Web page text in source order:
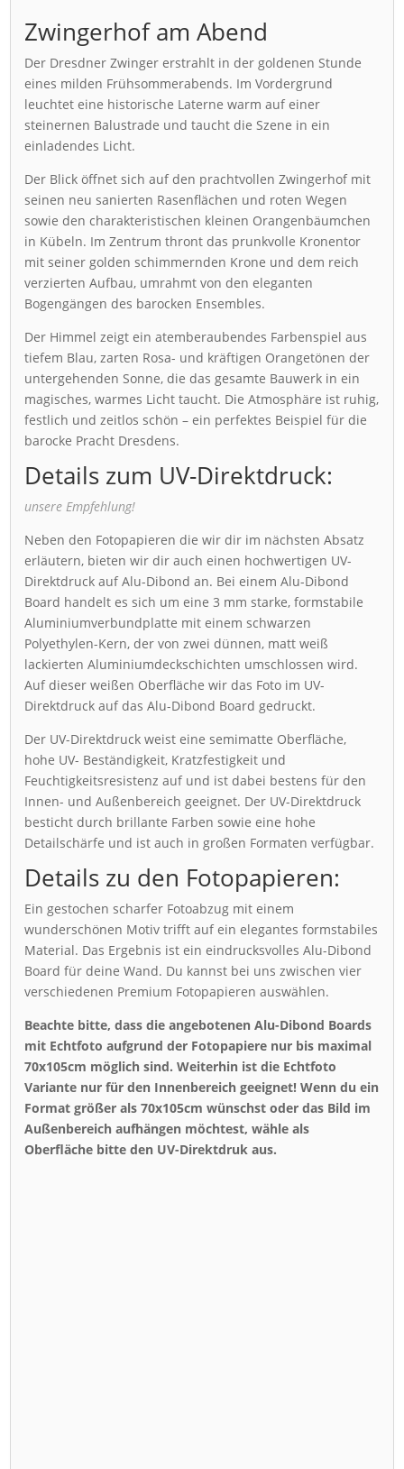
Zwingerhof am Abend
Der Dresdner Zwinger erstrahlt in der goldenen Stunde
eines milden Frühsommerabends. Im Vordergrund
leuchtet eine historische Laterne warm auf einer
steinernen Balustrade und taucht die Szene in ein
einladendes Licht.
Der Blick öffnet sich auf den prachtvollen Zwingerhof mit
seinen neu sanierten Rasenflächen und roten Wegen
sowie den charakteristischen kleinen Orangenbäumchen
in Kübeln. Im Zentrum thront das prunkvolle Kronentor
mit seiner golden schimmernden Krone und dem reich
verzierten Aufbau, umrahmt von den eleganten
Bogengängen des barocken Ensembles.
Der Himmel zeigt ein atemberaubendes Farbenspiel aus
tiefem Blau, zarten Rosa- und kräftigen Orangetönen der
untergehenden Sonne, die das gesamte Bauwerk in ein
magisches, warmes Licht taucht. Die Atmosphäre ist ruhig,
festlich und zeitlos schön – ein perfektes Beispiel für die
barocke Pracht Dresdens.
Details zum UV-Direktdruck:
unsere Empfehlung!
Neben den Fotopapieren die wir dir im nächsten Absatz
erläutern, bieten wir dir auch einen hochwertigen UV-
Direktdruck auf Alu-Dibond an. Bei einem Alu-Dibond
Board handelt es sich um eine 3 mm starke, formstabile
Aluminiumverbundplatte mit einem schwarzen
Polyethylen-Kern, der von zwei dünnen, matt weiß
lackierten Aluminiumdeckschichten umschlossen wird.
Auf dieser weißen Oberfläche wir das Foto im UV-
Direktdruck auf das Alu-Dibond Board gedruckt.
Der UV-Direktdruck weist eine semimatte Oberfläche,
hohe UV- Beständigkeit, Kratzfestigkeit und
Feuchtigkeitsresistenz auf und ist dabei bestens für den
Innen- und Außenbereich geeignet. Der UV-Direktdruck
besticht durch brillante Farben sowie eine hohe
Detailschärfe und ist auch in großen Formaten verfügbar.
Details zu den Fotopapieren:
Ein gestochen scharfer Fotoabzug mit einem
wunderschönen Motiv trifft auf ein elegantes formstabiles
Material. Das Ergebnis ist ein eindrucksvolles Alu-Dibond
Board für deine Wand. Du kannst bei uns zwischen vier
verschiedenen Premium Fotopapieren auswählen.
Beachte bitte, dass die angebotenen Alu-Dibond Boards
mit Echtfoto aufgrund der Fotopapiere nur bis maximal
70x105cm möglich sind. Weiterhin ist die Echtfoto
Variante nur für den Innenbereich geeignet! Wenn du ein
Format größer als 70x105cm wünschst oder das Bild im
Außenbereich aufhängen möchtest, wähle als
Oberfläche bitte den UV-Direktdruk aus.